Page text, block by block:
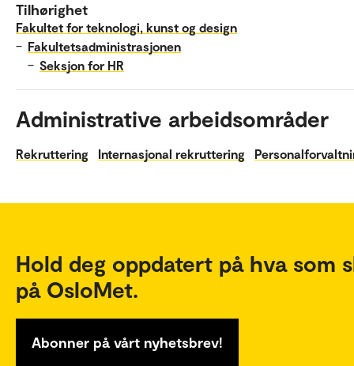
Tilhørighet
Fakultet for teknologi, kunst og design
– Fakultetsadministrasjonen
– Seksjon for HR
Administrative arbeidsområder
Rekruttering Internasjonal rekruttering
Hold deg oppdatert på hva som
på OsloMet.
Abonner på vårt nyhetsbrev!